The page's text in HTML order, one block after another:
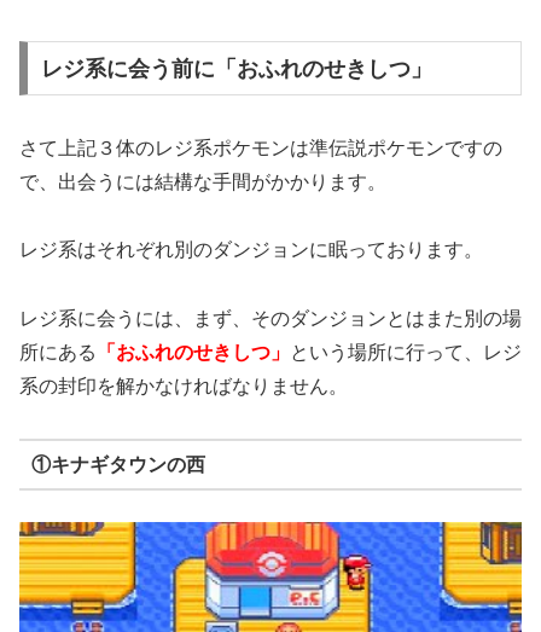
レジ系に会う前に「おふれのせきしつ」
さて上記３体のレジ系ポケモンは準伝説ポケモンですの
で、出会うには結構な手間がかかります。
レジ系はそれぞれ別のダンジョンに眠っております。
レジ系に会うには、まず、そのダンジョンとはまた別の場
所にある
「おふれのせきしつ」 という場所に行って、レジ
系の封印を解かなければなりません。
①キナギタウンの西